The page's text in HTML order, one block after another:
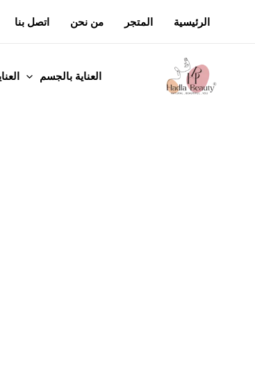
الرئيسية المتجر من نحن اتصل بنا
العناية بالجسم